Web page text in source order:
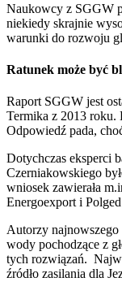
Naukowcy z SGGW
niekiedy skrajnie
warunki do rozwoju
Ratunek może być
Raport SGGW jest
Termika z 2013 roku.
Odpowiedź pada,
Dotychczas eksperci
Czerniakowskiego
wniosek zawierała
Energoexport i
Autorzy
wody pochodzące z
tych rozwiązań.
źródło zasilania dla